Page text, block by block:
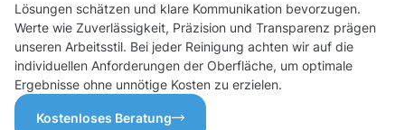
Lösungen schätzen und klare Kommunikation bevorzugen.
Werte wie Zuverlässigkeit, Präzision und Transparenz prägen
unseren Arbeitsstil. Bei jeder Reinigung achten wir auf die
individuellen Anforderungen der Oberfläche, um optimale
Ergebnisse ohne unnötige Kosten zu erzielen.
Kostenloses Beratung